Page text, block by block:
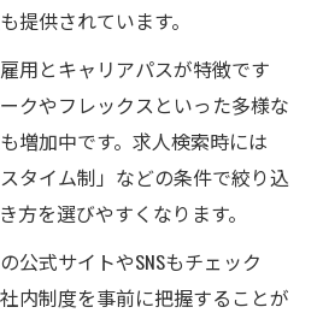
提供されています。
用とキャリアパスが特徴です
クやフレックスといった多様な
増加中です。求人検索時には
タイム制」などの条件で絞り込
方を選びやすくなります。
公式サイトやSNSもチェック
内制度を事前に把握することが